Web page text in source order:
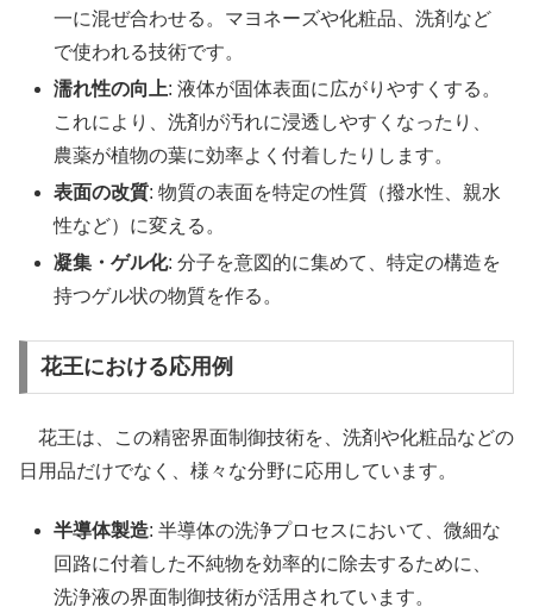
一に混ぜ合わせる。マヨネーズや化粧品、洗剤など
で使われる技術です。
濡れ性の向上: 液体が固体表面に広がりやすくする。
これにより、洗剤が汚れに浸透しやすくなったり、
農薬が植物の葉に効率よく付着したりします。
表面の改質: 物質の表面を特定の性質（撥水性、親水
性など）に変える。
凝集・ゲル化: 分子を意図的に集めて、特定の構造を
持つゲル状の物質を作る。
花王における応用例
花王は、この精密界面制御技術を、洗剤や化粧品などの
日用品だけでなく、様々な分野に応用しています。
半導体製造: 半導体の洗浄プロセスにおいて、微細な
回路に付着した不純物を効率的に除去するために、
洗浄液の界面制御技術が活用されています。